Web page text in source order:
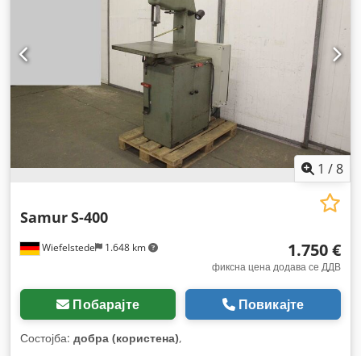
1 /8
Wiefelstede 1.648 km
SamurS-400
1.750 €
фиксна цена додава се ДДВ
Побарајте Повикајте
Состојба: добра (користена),